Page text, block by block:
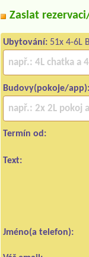
Zaslat
Ubytování: 51x 4-6L
Budovy(pokoje/app):
Termín od:
Text:
Jméno(a telefon):